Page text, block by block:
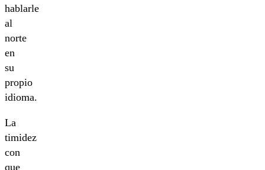
hablarle
al
norte
en
su
propio
idioma.
La
timidez
con
que